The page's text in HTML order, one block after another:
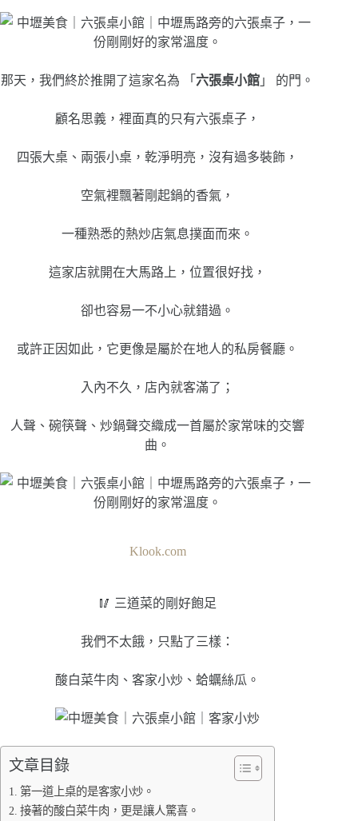
那天，我們終於推開了這家名為 「 六張桌小館 」 的門。
顧名思義，裡面真的只有六張桌子，
四張大桌、兩張小桌，乾淨明亮，沒有過多裝飾，
空氣裡飄著剛起鍋的香氣，
一種熟悉的熱炒店氣息撲面而來。
這家店就開在大馬路上，位置很好找，
卻也容易一不小心就錯過。
或許正因如此，它更像是屬於在地人的私房餐廳。
入內不久，店內就客滿了；
人聲、碗筷聲、炒鍋聲交織成一首屬於家常味的交響
曲。
Klook.com
🥢 三道菜的剛好飽足
我們不太餓，只點了三樣：
酸白菜牛肉、客家小炒、蛤蠣絲瓜。
文章目錄
第一道上桌的是客家小炒。
接著的酸白菜牛肉，更是讓人驚喜。